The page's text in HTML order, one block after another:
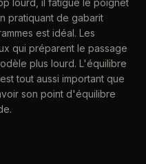
lourd, il fatigue le poignet
pratiquant de gabarit
est idéal. Les
qui préparent le passage
plus lourd. L'équilibre
tout aussi important que
son point d'équilibre